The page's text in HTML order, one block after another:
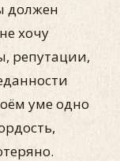
должен
хочу
репутации,
уме одно